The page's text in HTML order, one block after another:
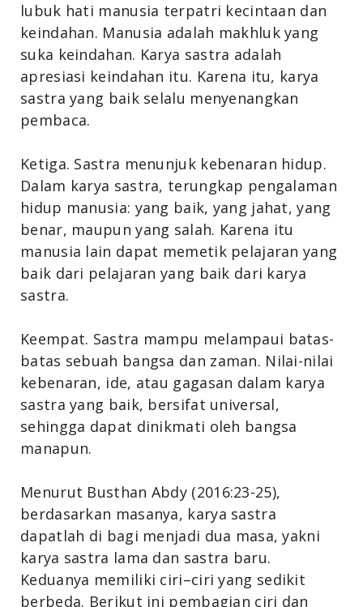
lubuk hati manusia terpatri kecintaan dan
keindahan. Manusia adalah makhluk yang
suka keindahan. Karya sastra adalah
apresiasi keindahan itu. Karena itu, karya
sastra yang baik selalu menyenangkan
pembaca.
Ketiga. Sastra menunjuk kebenaran hidup.
Dalam karya sastra, terungkap pengalaman
hidup manusia: yang baik, yang jahat, yang
benar, maupun yang salah. Karena itu
manusia lain dapat memetik pelajaran yang
baik dari pelajaran yang baik dari karya
sastra.
Keempat. Sastra mampu melampaui batas-
batas sebuah bangsa dan zaman. Nilai-nilai
kebenaran, ide, atau gagasan dalam karya
sastra yang baik, bersifat universal,
sehingga dapat dinikmati oleh bangsa
manapun.
Menurut Busthan Abdy (2016:23-25),
berdasarkan masanya, karya sastra
dapatlah di bagi menjadi dua masa, yakni
karya sastra lama dan sastra baru.
Keduanya memiliki ciri–ciri yang sedikit
berbeda. Berikut ini pembagian ciri dan